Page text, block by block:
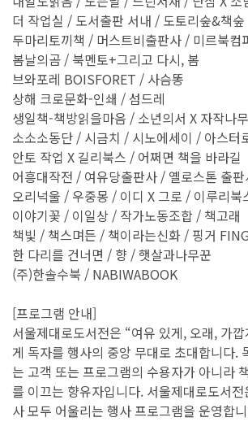
더 작업실 / 도서출판 서내 / 도토리숲&책숲
두마리토끼책 / 머스트비출판사 / 미르북컴
봄날의곰 / 북멘토+그리고 다시, 봄
브와포레 BOISFORET / 사슴똥
상해 크로문화-인쇄 / 섬드레
생일책-책방읽을마음 / 소년의서 X 자작나
소소소동단 / 시금치 / 시노에세이 / 아스터
안토 작업 X 길리북스 / 어쩌면 책을 바라길
어흥대작전 / 여유당출판사 / 옐로스톤 출
오리넉울 / 우중몽 / 이디 X 그로 / 이루리북
이야기꽃 / 이일상 / 작가노동조합 / 책고래
책빛 / 책스며든 / 책이라는신화 / 핑거
한 다리를 건너면 / 향 / 햇살과나무꾼
(주)한솔수북 / NABIWABOOK
[프로그램 안내]
서울제대로도서전은 “여유 있게, 오래, 가
게 독자를 행사의 중앙 무대로 초대합니다.
는 고객 또는 프로그램의 수용자가 아니라
를 이끄는 향유자입니다. 서울제대로도서
사 모두 어울리는 행사 프로그램을 운영합